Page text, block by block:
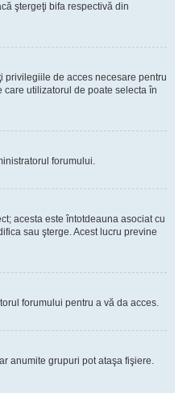
ştergeţi bifa respectivă din
de acces necesare pentru
utilizatorul de poate selecta în
forumului.
acesta este întotdeauna asociat cu
sau şterge. Acest lucru previne
forumului pentru a vă da acces.
anumite grupuri pot ataşa fişiere.